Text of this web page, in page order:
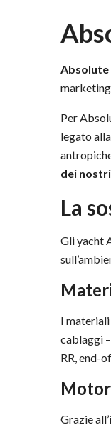
Absolute
Per
legato
dei
La
Gli yacht
I
cablaggi
RR, end-
Grazie